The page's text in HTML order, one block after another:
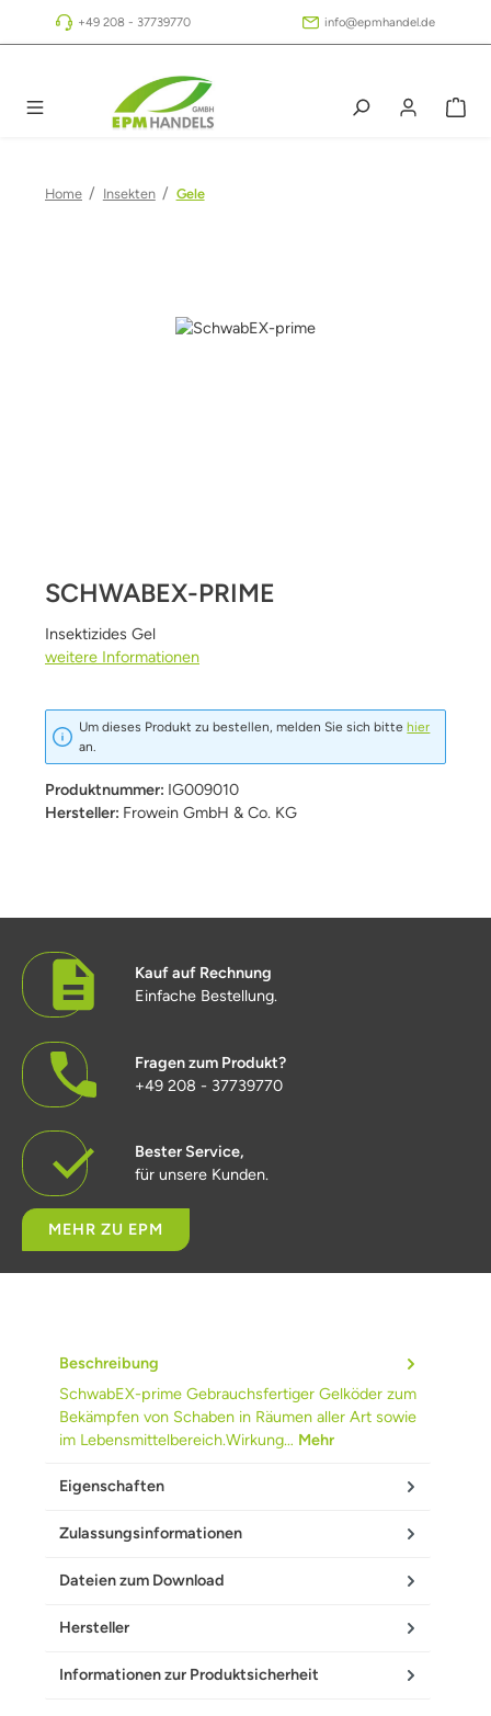
Zum Hauptinhalt springen
+49 208 - 37739770 info@epmhandel.de
Home / Insekten / Gele
Bildergalerie überspringen
SCHWABEX-PRIME
Insektizides Gel
weitere Informationen
Um dieses Produkt zu bestellen, melden Sie sich bitte hier
an.
Produktnummer: IG009010
Hersteller: Frowein GmbH & Co. KG
Kauf auf Rechnung
Einfache Bestellung.
Fragen zum Produkt?
+49 208 - 37739770
Bester Service,
für unsere Kunden.
MEHR ZU EPM
Beschreibung
SchwabEX-prime Gebrauchsfertiger Gelköder zum
Bekämpfen von Schaben in Räumen aller Art sowie
im Lebensmittelbereich.Wirkung… Mehr
Eigenschaften
Zulassungsinformationen
Dateien zum Download
Hersteller
Informationen zur Produktsicherheit